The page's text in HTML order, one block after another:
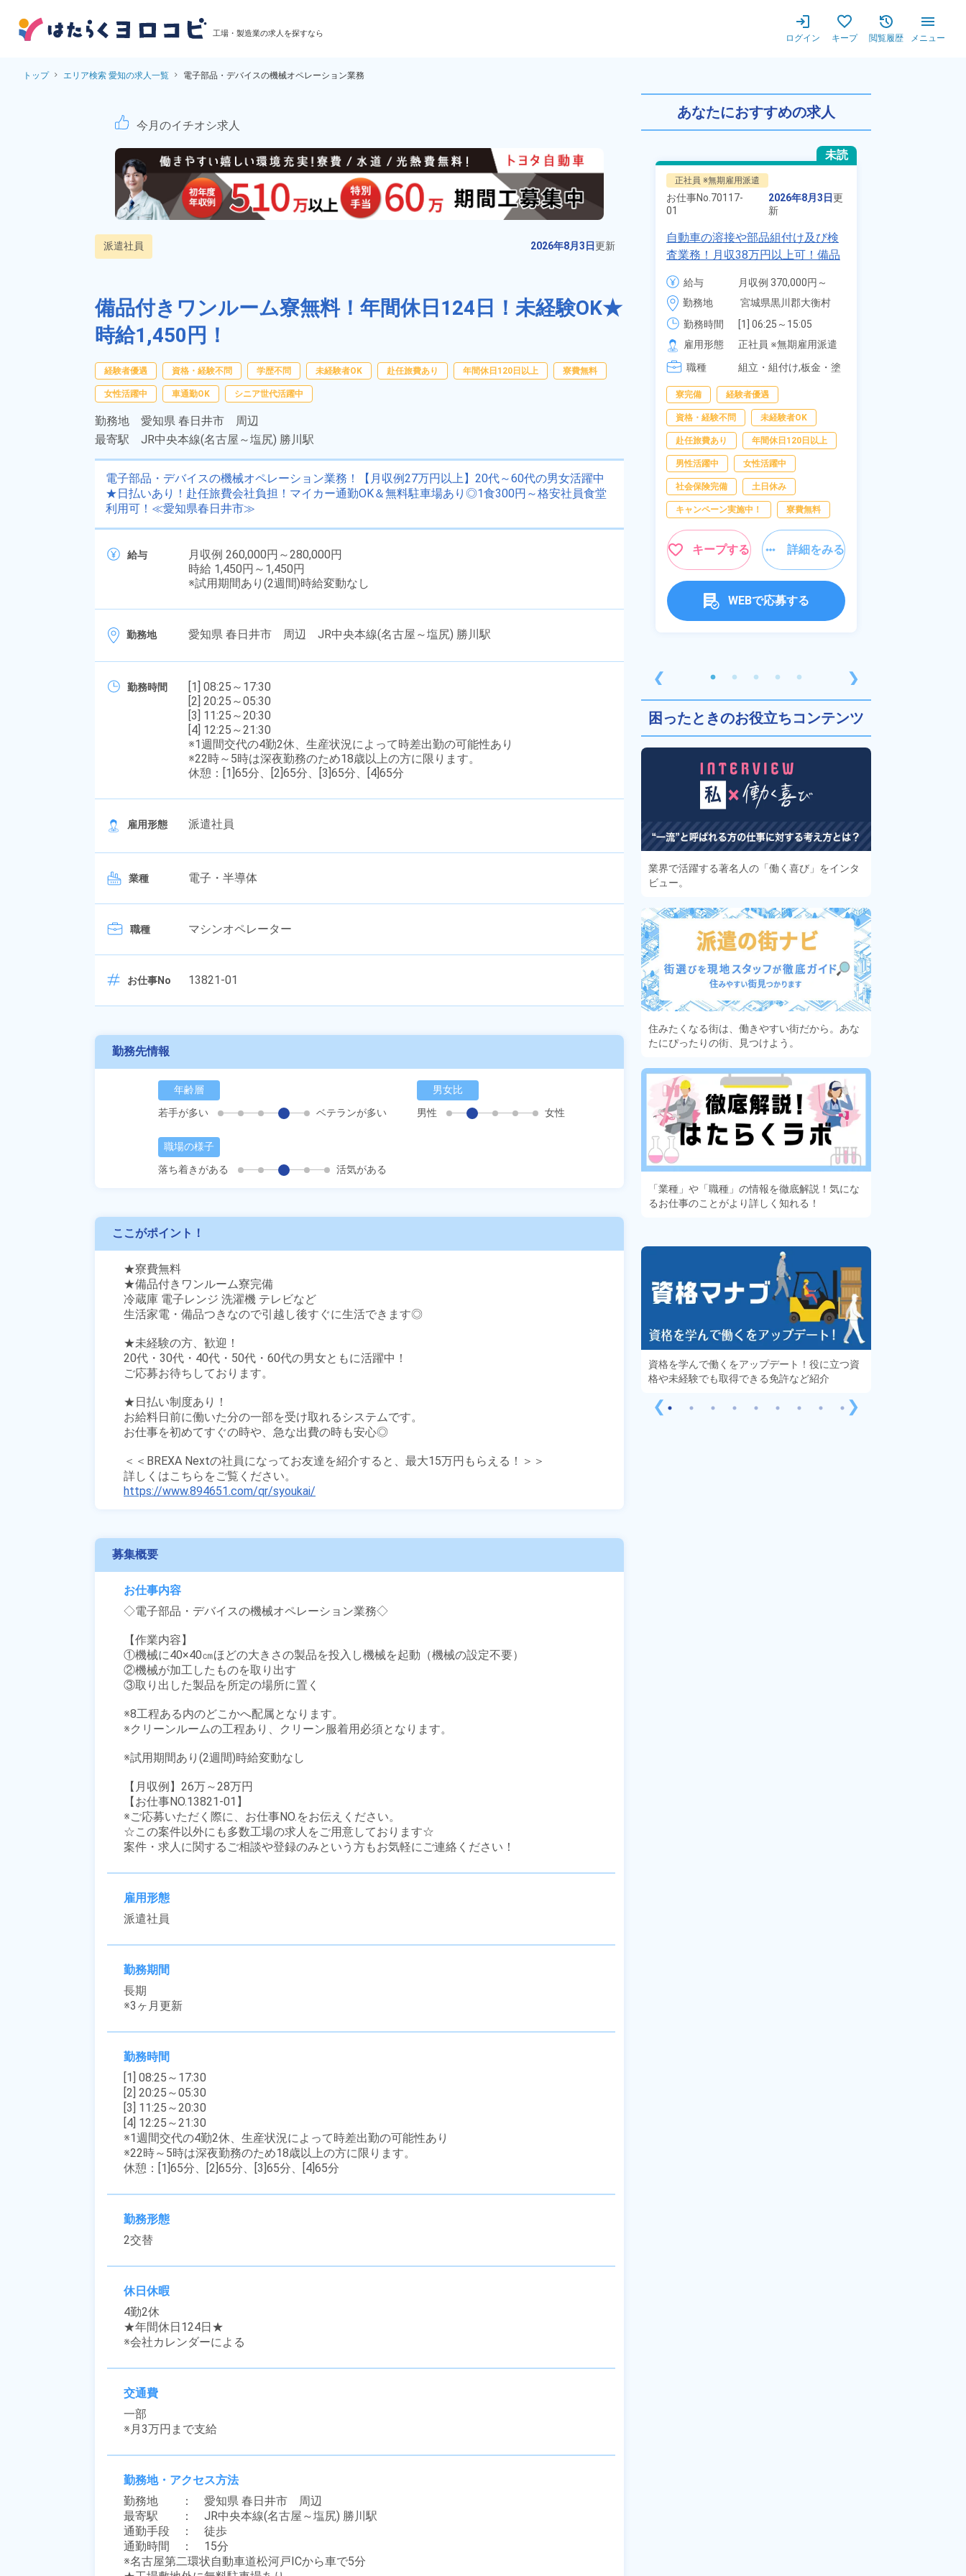
工場・製造業の求人を探すなら ログイン キープ 閲覧履歴 メニュー
トップ エリア検索 愛知の求人一覧 電子部品・デバイスの機械オペレーション業務
電子部品・デバイスの機械オペレーション業務！【月収例27万円以上】20代～
今月のイチオシ求人
派遣社員 2026年8月3日更新
備品付きワンルーム寮無料！年間休日124日！未経験OK★
時給1,450円！
経験者優遇 資格・経験不問 学歴不問 未経験者OK 赴任旅費あり 年間休日120日以上 寮費無料
女性活躍中 車通勤OK シニア世代活躍中
勤務地 愛知県 春日井市 周辺
最寄駅 JR中央本線(名古屋～塩尻) 勝川駅
電子部品・デバイスの機械オペレーション業務！【月収例27万円以上】20代～60代の男女活躍中
★日払いあり！赴任旅費会社負担！マイカー通勤OK＆無料駐車場あり◎1食300円～格安社員食堂
利用可！≪愛知県春日井市≫
給与
月収例 260,000円～280,000円
時給 1,450円～1,450円
※試用期間あり(2週間)時給変動なし
勤務地 愛知県 春日井市 周辺 JR中央本線(名古屋～塩尻) 勝川駅
勤務時間
[1] 08:25～17:30
[2] 20:25～05:30
[3] 11:25～20:30
[4] 12:25～21:30
※1週間交代の4勤2休、生産状況によって時差出勤の可能性あり
※22時～5時は深夜勤務のため18歳以上の方に限ります。
休憩：[1]65分、[2]65分、[3]65分、[4]65分
雇用形態 派遣社員
業種 電子・半導体
職種 マシンオペレーター
お仕事No 13821-01
勤務先情報
年齢層
若手が多い
ベテランが多い
男女比
男性
女性
職場の様子
落ち着きがある
活気がある
ここがポイント！
★寮費無料
★備品付きワンルーム寮完備
冷蔵庫 電子レンジ 洗濯機 テレビなど
生活家電・備品つきなので引越し後すぐに生活できます◎
★未経験の方、歓迎！
20代・30代・40代・50代・60代の男女ともに活躍中！
ご応募お待ちしております。
★日払い制度あり！
お給料日前に働いた分の一部を受け取れるシステムです。
お仕事を初めてすぐの時や、急な出費の時も安心◎
＜＜BREXA Nextの社員になってお友達を紹介すると、最大15万円もらえる！＞＞
https://www.894651.com/qr/syoukai/
募集概要
お仕事内容
◇電子部品・デバイスの機械オペレーション業務◇
【作業内容】
①機械に40×40㎝ほどの大きさの製品を投入し機械を起動（機械の設定不要）
②機械が加工したものを取り出す
③取り出した製品を所定の場所に置く
※8工程ある内のどこかへ配属となります。
※クリーンルームの工程あり、クリーン服着用必須となります。
※試用期間あり(2週間)時給変動なし
【月収例】26万～28万円
【お仕事NO.13821-01】
※ご応募いただく際に、お仕事NO.をお伝えください。
☆この案件以外にも多数工場の求人をご用意しております☆
案件・求人に関するご相談や登録のみという方もお気軽にご連絡ください！
雇用形態
派遣社員
勤務期間
長期
※3ヶ月更新
勤務時間
[1] 08:25～17:30
[2] 20:25～05:30
[3] 11:25～20:30
[4] 12:25～21:30
※1週間交代の4勤2休、生産状況によって時差出勤の可能性あり
※22時～5時は深夜勤務のため18歳以上の方に限ります。
休憩：[1]65分、[2]65分、[3]65分、[4]65分
勤務形態
2交替
休日休暇
4勤2休
★年間休日124日★
※会社カレンダーによる
交通費
一部
※月3万円まで支給
勤務地・アクセス方法
勤務地　　：　愛知県 春日井市　周辺
最寄駅　　：　JR中央本線(名古屋～塩尻) 勝川駅
通勤手段　：　徒歩
通勤時間　：　15分
※名古屋第二環状自動車道松河戸ICから車で5分
あなたにおすすめの求人
❮
お仕事No.20351-
01
2026年8月3日
新
防振パッドなどのゴム製品の製
造！人気の日勤＋土日祝休みでプ
あり！日払い制度あり！食堂完
240,000円
時給 1,400円～1,400円
勤務地
兵庫県西脇市　周辺
職種
加工,マシンオペレータ
ー,検査,投入,梱包
年間休日120日以上
キープする 詳細をみる
未読
正社員 ※無期雇用派遣
お仕事No. 70117-
01
2026年8月3日更
新
自動車の溶接や部品組付け及び検
査業務！月収38万円以上可！備品
付きワンルーム寮完備！赴任旅費
会社負担★人気の土日休み！昇給
＆業績賞与あり！車・バイク通勤
可！無料駐車場あり！カップルで
の応募OK★《宮城県大衡村》
給与
月収例 370,000円～
390,000円
時給 1,700円～1,700円
勤務地
宮城県黒川郡大衡村
周辺
勤務時間
[1] 06:25～15:05
[2] 16:00～00:40
[3] 16:30～01:10
[4] 08:00～16:40
雇用形態
正社員 ※無期雇用派遣
職種
組立・組付け,板金・塗
寮完備 経験者優遇
資格・経験不問 未経験者OK
赴任旅費あり 年間休日120日以上
男性活躍中 女性活躍中
社会保険完備 土日休み
キャンペーン実施中！ 寮費無料
キープする 詳細をみる
WEBで応募する
❯
困ったときのお役立ちコンテンツ
業界で活躍する著名人の「働く喜び」をインタ
ビュー。
住みたくなる街は、働きやすい街だから。あな
たにぴったりの街、見つけよう。
「業種」や「職種」の情報を徹底解説！気にな
るお仕事のことがより詳しく知れる！
❮
資格を学んで働くをアップデート！役に立つ資
格や未経験でも取得できる免許など紹介
❯